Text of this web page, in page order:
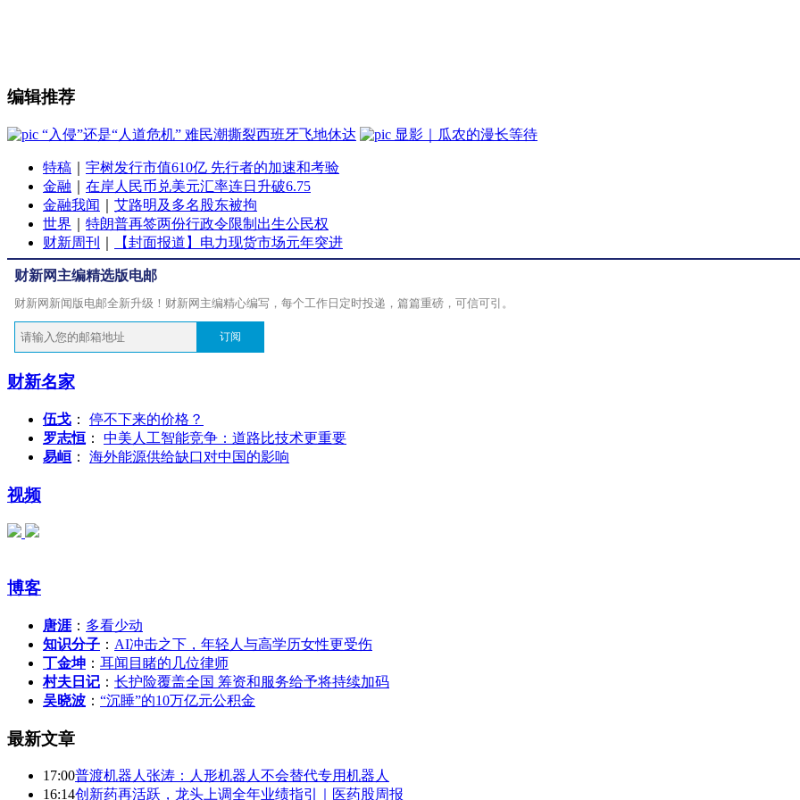
编辑推荐
“入侵”还是“人道危机” 难民潮撕裂西班牙飞地休达 显影｜瓜农的漫长等待
特稿
宇树发行市值610亿 先行者的加速和考验
金融
在岸人民币兑美元汇率连日升破6.75
金融我闻
艾路明及多名股东被拘
世界
特朗普再签两份行政令限制出生公民权
财新周刊
【封面报道】电力现货市场元年突进
财新网主编精选版电邮
财新网新闻版电邮全新升级！财新网主编精心编写，每个工作日定时投递，篇篇重磅，可信可引。
订阅
财新名家
伍戈 ： 停不下来的价格？
罗志恒 ： 中美人工智能竞争：道路比技术更重要
易峘 ： 海外能源供给缺口对中国的影响
视频
博客
唐涯 ： 多看少动
知识分子 ： AI冲击之下，年轻人与高学历女性更受伤
丁金坤 ： 耳闻目睹的几位律师
村夫日记 ： 长护险覆盖全国 筹资和服务给予将持续加码
吴晓波 ： “沉睡”的10万亿元公积金
最新文章
17:00普渡机器人张涛：人形机器人不会替代专用机器人
16:14创新药再活跃，龙头上调全年业绩指引｜医药股周报